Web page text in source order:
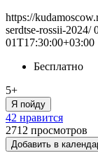
https://
serdtse-rossii-2024/
01T17:30:00+03:00
Бесплатно
5+
Я пойду
42 нравится
2712 просмотров
Добавить в